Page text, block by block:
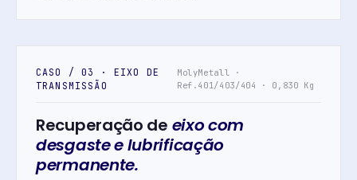
CASO / 03 · EIXO DE
TRANSMISSÃO
MolyMetall ·
Ref.401/403/404 · 0,830 Kg
Recuperação de eixo com
desgaste e lubrificação
permanente.